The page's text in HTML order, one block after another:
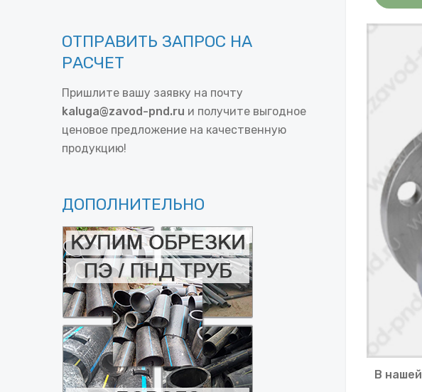
В
ОТПРАВИТЬ ЗАПРОС НА
РАСЧЕТ
Пришлите вашу заявку на почту
kaluga@zavod-pnd.ru и получите выгодное
ценовое предложение на качественную
продукцию!
ДОПОЛНИТЕЛЬНО